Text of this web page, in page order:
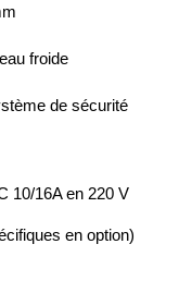
froide
de sécurité
10/16A en 220 V
en option)